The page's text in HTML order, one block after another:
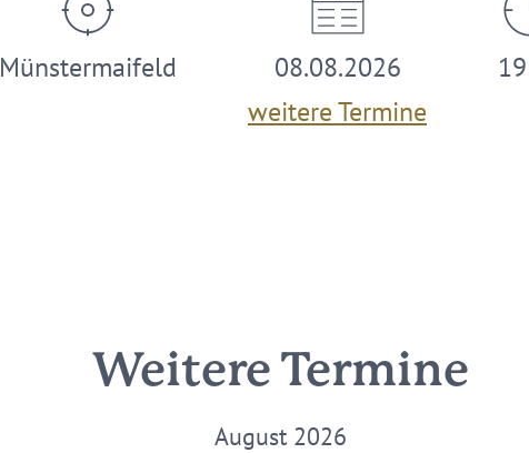
Münstermaifeld
08.08.2026
weitere Termine
Weitere Termine
August 2026